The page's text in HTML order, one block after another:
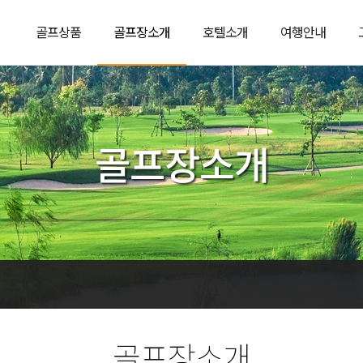
골프상품 골프장소개 호텔소개 여행안내
골프장소개